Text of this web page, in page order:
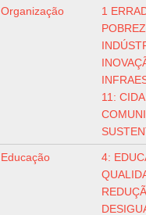
Organização
1
11:
Educação
4: